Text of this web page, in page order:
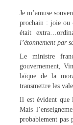
Je m’amuse
prochain : joie ou
était
l’étonnement par
Le ministre
gouvernement,
laïque de la
transmettre les
Il est évident que
Mais
probablement pas